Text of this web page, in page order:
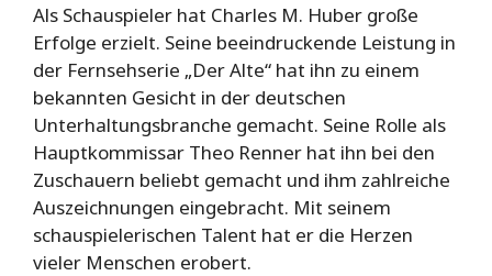
Als Schauspieler hat Charles M. Huber große
Erfolge erzielt. Seine beeindruckende Leistung in
der Fernsehserie „Der Alte“ hat ihn zu einem
bekannten Gesicht in der deutschen
Unterhaltungsbranche gemacht. Seine Rolle als
Hauptkommissar Theo Renner hat ihn bei den
Zuschauern beliebt gemacht und ihm zahlreiche
Auszeichnungen eingebracht. Mit seinem
schauspielerischen Talent hat er die Herzen
vieler Menschen erobert.